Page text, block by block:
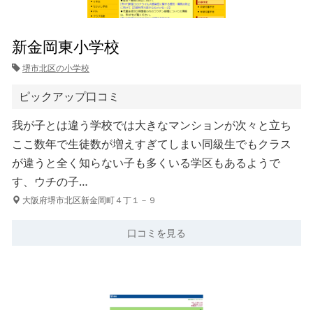
新金岡東小学校
堺市北区の小学校
ピックアップ口コミ
我が子とは違う学校では大きなマンションが次々と立ち
ここ数年で生徒数が増えすぎてしまい同級生でもクラス
が違うと全く知らない子も多くいる学区もあるようで
す、ウチの子…
大阪府堺市北区新金岡町４丁１－９
口コミを見る